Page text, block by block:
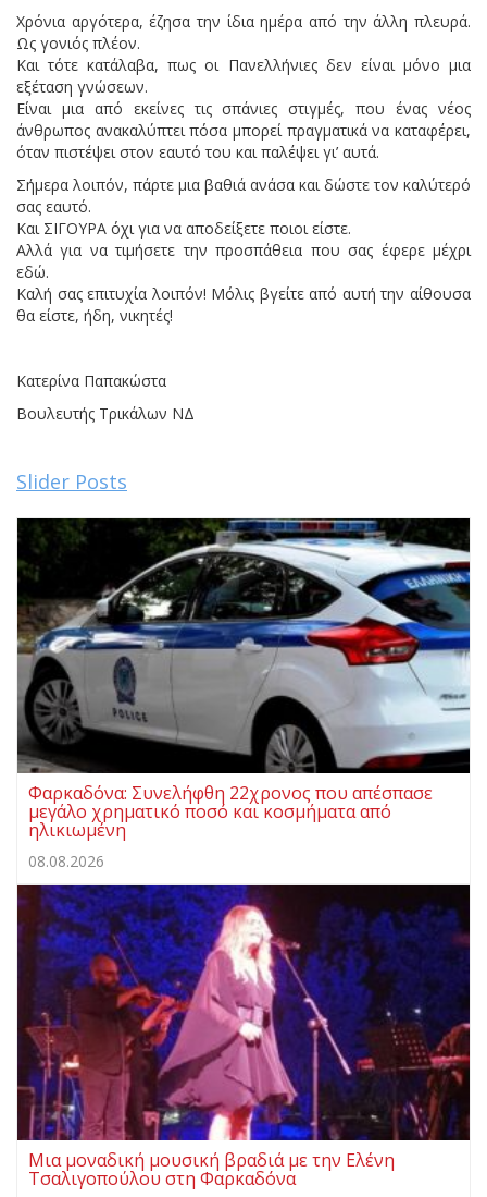
Χρόνια αργότερα, έζησα την ίδια ημέρα από την άλλη πλευρά.
Ως γονιός πλέον.
Και τότε κατάλαβα, πως οι Πανελλήνιες δεν είναι μόνο μια
εξέταση γνώσεων.
Είναι μια από εκείνες τις σπάνιες στιγμές, που ένας νέος
άνθρωπος ανακαλύπτει πόσα μπορεί πραγματικά να καταφέρει,
όταν πιστέψει στον εαυτό του και παλέψει γι’ αυτά.
Σήμερα λοιπόν, πάρτε μια βαθιά ανάσα και δώστε τον καλύτερό
σας εαυτό.
Και ΣΙΓΟΥΡΑ όχι για να αποδείξετε ποιοι είστε.
Αλλά για να τιμήσετε την προσπάθεια που σας έφερε μέχρι
εδώ.
Καλή σας επιτυχία λοιπόν! Μόλις βγείτε από αυτή την αίθουσα
θα είστε, ήδη, νικητές!
Κατερίνα Παπακώστα
Βουλευτής Τρικάλων ΝΔ
Slider Posts
Φαρκαδόνα: Συνελήφθη 22χρονος που απέσπασε
μεγάλο χρηματικό ποσό και κοσμήματα από
ηλικιωμένη
08.08.2026
Μια μοναδική μουσική βραδιά με την Ελένη
Τσαλιγοπούλου στη Φαρκαδόνα